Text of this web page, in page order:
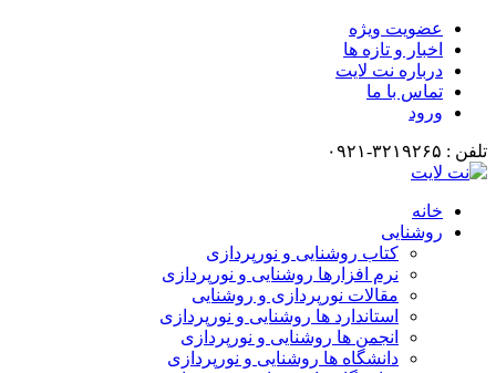
ویژه
و تازه ها
نت لایت
با ما
کتاب روشنایی و نورپردازی
نرم افزارها روشنایی و نورپردازی
مقالات نورپردازی و روشنایی
استاندارد ها روشنایی و نورپردازی
انجمن ها روشنایی و نورپردازی
دانشگاه ها روشنایی و نورپردازی